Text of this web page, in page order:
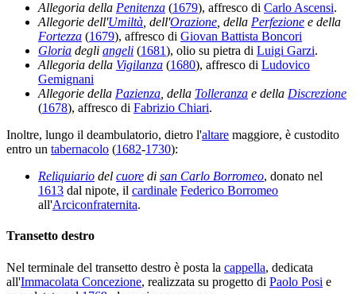
Allegoria della Penitenza (1679), affresco di Carlo Ascensi.
Allegorie dell'Umiltà , dell'Orazione , della Perfezione e della
Fortezza (1679), affresco di Giovan Battista Boncori
Gloria degli angeli (1681), olio su pietra di Luigi Garzi.
Allegoria della Vigilanza (1680), affresco di Ludovico
Gemignani
Allegorie della Pazienza , della Tolleranza e della Discrezione
(1678), affresco di Fabrizio Chiari.
Inoltre, lungo il deambulatorio, dietro l'altare maggiore, è custodito
entro un tabernacolo (1682-1730):
Reliquiario del cuore di san Carlo Borromeo, donato nel
1613 dal nipote, il cardinale Federico Borromeo
all'Arciconfraternita.
Transetto destro
Nel terminale del transetto destro è posta la cappella, dedicata
all'Immacolata Concezione, realizzata su progetto di Paolo Posi e